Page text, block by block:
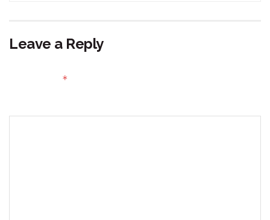
Leave a Reply
*